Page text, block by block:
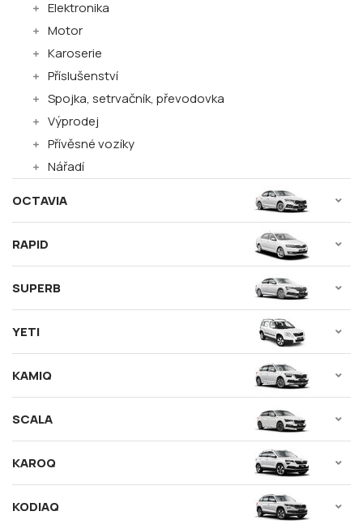
Elektronika
Motor
Karoserie
Příslušenství
Spojka, setrvačník, převodovka
Výprodej
Přívěsné vozíky
Nářadí
OCTAVIA
RAPID
SUPERB
YETI
KAMIQ
SCALA
KAROQ
KODIAQ